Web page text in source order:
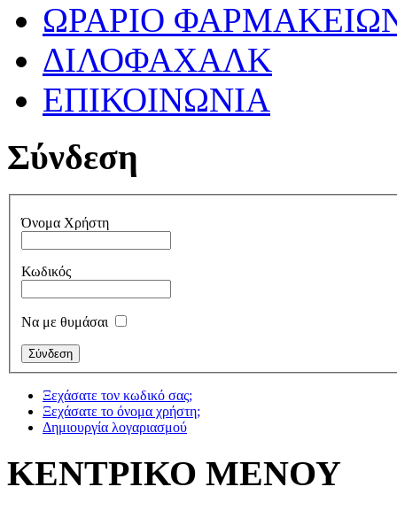
ΩΡΑΡΙΟ
ΔΙΛΟΦΑΧΑΛΚ
ΕΠΙΚΟΙΝΩΝΙΑ
Σύνδεση
Όνομα Χρήστη
Κωδικός
Να με θυμάσαι
Ξεχάσατε τον κωδικό σας;
Ξεχάσατε το όνομα χρήστη;
Δημιουργία λογαριασμού
ΚΕΝΤΡΙΚΟ ΜΕΝΟΥ